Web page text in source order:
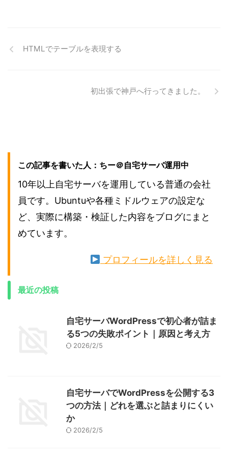
HTMLでテーブルを表現する
初出張で神戸へ行ってきました。
この記事を書いた人：ちー＠自宅サーバ運用中
10年以上自宅サーバを運用している普通の会社
員です。Ubuntuや各種ミドルウェアの設定な
ど、実際に構築・検証した内容をブログにまと
めています。
プロフィールを詳しく見る
最近の投稿
自宅サーバWordPressで初心者が詰ま
る5つの失敗ポイント｜原因と考え方
2026/2/5
自宅サーバでWordPressを公開する3
つの方法｜どれを選ぶと詰まりにくい
か
2026/2/5